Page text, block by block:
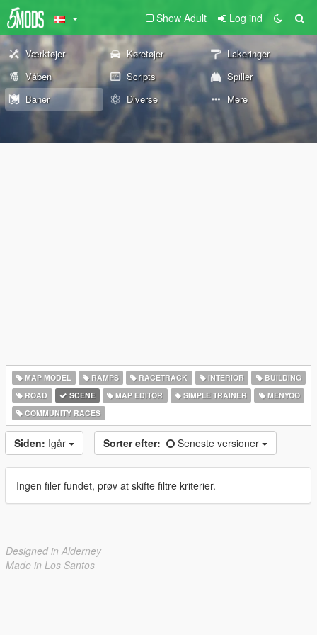
Show Adult Log ind
Værktøjer Køretøjer
Lakeringer
Våben
Scripts
Spiller
Baner
Diverse Mere
MAP MODEL RAMPS RACETRACK INTERIOR
BUILDING
ROAD
SCENE MAP EDITOR SIMPLE TRAINER
MENYOO
COMMUNITY RACES
Siden: Igår Sorter efter: Seneste versioner
Ingen filer fundet, prøv at skifte filtre kriterier.
Designed in Alderney
Made in Los Santos